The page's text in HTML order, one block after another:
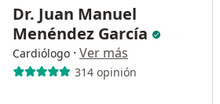
Dr. Juan Manuel
Menéndez García
Cardiólogo · Ver más
314 opinión